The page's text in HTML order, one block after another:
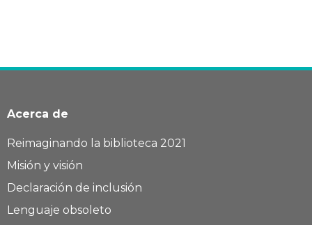
Acerca de
Reimaginando la biblioteca 2021
Misión y visión
Declaración de inclusión
Lenguaje obsoleto